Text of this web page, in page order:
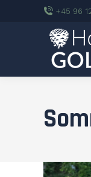
+45 96